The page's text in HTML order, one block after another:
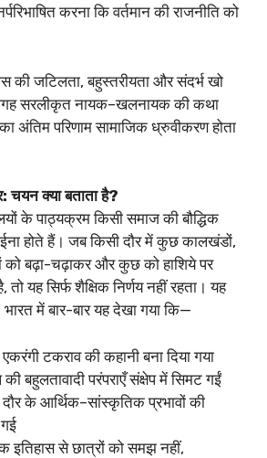
करना कि वर्तमान की राजनीति को
की जटिलता, बहुस्तरीयता और संदर्भ खो
सरलीकृत नायक–खलनायक की कथा
अंतिम परिणाम सामाजिक ध्रुवीकरण होता
चयन क्या बताता है?
के पाठ्यक्रम किसी समाज की बौद्धिक
होते हैं। जब किसी दौर में कुछ कालखंडों,
को बढ़ा-चढ़ाकर और कुछ को हाशिये पर
तो यह सिर्फ शैक्षिक निर्णय नहीं रहता। यह
में बार-बार यह देखा गया कि—
टकराव की कहानी बना दिया गया
बहुलतावादी परंपराएँ संक्षेप में सिमट गईं
के आर्थिक–सांस्कृतिक प्रभावों की
इतिहास से छात्रों को समझ नहीं,